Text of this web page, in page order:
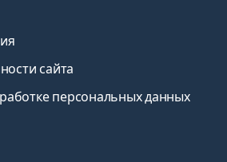
сайта
персональных данных